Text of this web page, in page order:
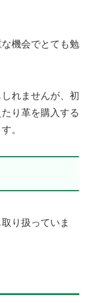
機会でとても勉
れませんが、初
り革を購入する
。
り扱っていま